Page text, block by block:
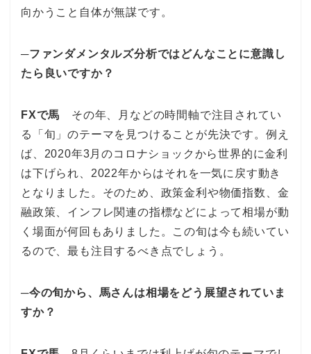
向かうこと自体が無謀です。
─ファンダメンタルズ分析ではどんなことに意識し
たら良いですか？
FXで馬 その年、月などの時間軸で注目されてい
る「旬」のテーマを見つけることが先決です。例え
ば、2020年3月のコロナショックから世界的に金利
は下げられ、2022年からはそれを一気に戻す動き
となりました。そのため、政策金利や物価指数、金
融政策、インフレ関連の指標などによって相場が動
く場面が何回もありました。この旬は今も続いてい
るので、最も注目するべき点でしょう。
─今の旬から、馬さんは相場をどう展望されていま
すか？